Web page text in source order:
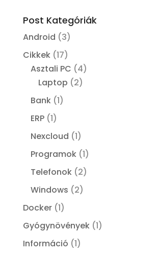
Post Kategóriák
Android (3)
Cikkek(17)
Asztali PC (4)
Laptop (2)
Bank(1)
ERP(1)
Nexcloud (1)
Programok(1)
Telefonok(2)
Windows (2)
Docker(1)
Gyógynövények(1)
Információ (1)